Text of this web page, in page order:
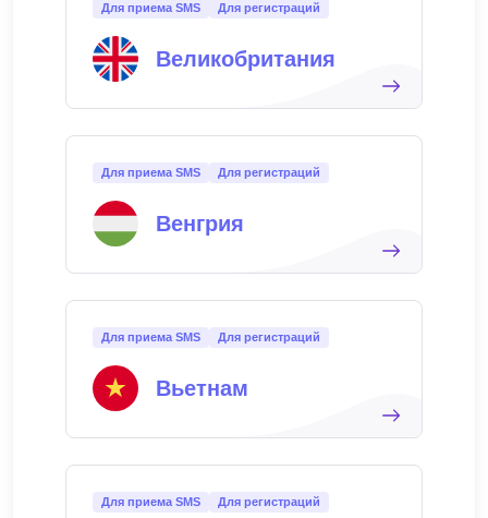
Для приема SMS Для регистраций
Великобритания
Для приема SMS Для регистраций
Венгрия
Для приема SMS Для регистраций
Вьетнам
Для приема SMS Для регистраций